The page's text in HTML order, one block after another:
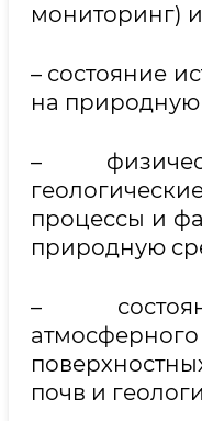
мониторинг)
– состояние
на природную
–
процессы и
природную
–
почв и